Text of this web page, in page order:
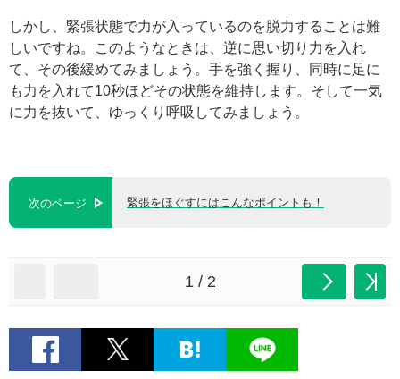
しかし、緊張状態で力が入っているのを脱力することは難
しいですね。このようなときは、逆に思い切り力を入れ
て、その後緩めてみましょう。手を強く握り、同時に足に
も力を入れて10秒ほどその状態を維持します。そして一気
に力を抜いて、ゆっくり呼吸してみましょう。
次のページ 緊張をほぐすにはこんなポイントも！
1 / 2